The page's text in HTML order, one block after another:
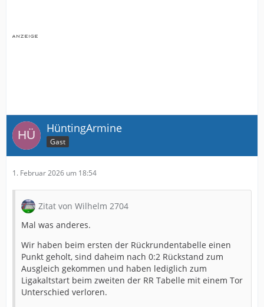
HüntingArmine
Gast
1. Februar 2026 um 18:54
Zitat von Wilhelm 2704
Mal was anderes.
Wir haben beim ersten der Rückrundentabelle einen
Punkt geholt, sind daheim nach 0:2 Rückstand zum
Ausgleich gekommen und haben lediglich zum
Ligakaltstart beim zweiten der RR Tabelle mit einem Tor
Unterschied verloren.